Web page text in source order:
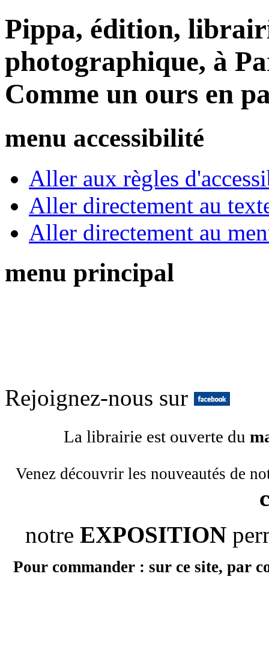
Pippa, édition,
photographique, à
Comme un ours en
menu accessibilité
Aller aux règles
Aller directement au
Aller directement au
menu principal
Rejoignez-nous sur
La librairie est ouverte du
Venez découvrir les nouveautés de
notre EXPOSITION
Pour commander : sur ce site, par